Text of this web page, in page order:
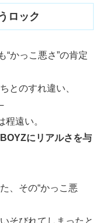
ロック
“かっこ悪さ”の肯定
とのすれ違い、
程遠い。
にリアルさを与
、その“かっこ悪
そびれてしまったと